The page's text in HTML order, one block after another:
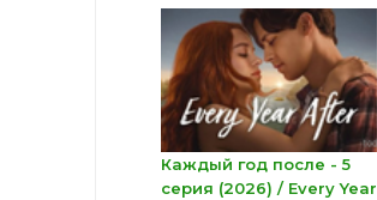
Каждый год после - 5
серия (2026) / Every Year